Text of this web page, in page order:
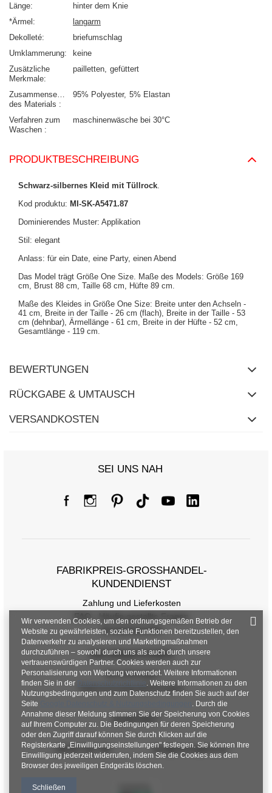
Länge
hinter dem Knie
*Ärmel
langarm
Dekolleté
briefumschlag
Umklammerung
keine
Zusätzliche
Merkmale
pailletten gefüttert
Zusammensetzung
des Materials
95% Polyester 5% Elastan
Verfahren zum
Waschen
maschinenwäsche bei 30°C
PRODUKTBESCHREIBUNG
Schwarz-silbernes Kleid mit Tüllrock
Kod produktu: MI-SK-A5471.87
Dominierendes Muster: Applikation
Stil: elegant
Anlass: für ein Date, eine Party, einen Abend
Das Model trägt Größe One Size. Maße des Models: Größe 169
cm, Brust 88 cm, Taille 68 cm, Hüfte 89 cm
Maße des Kleides in Größe One Size: Breite unter den Achseln -
41 cm, Breite in der Taille - 26 cm (flach), Breite in der Taille - 53
cm (dehnbar), Ärmellänge - 61 cm, Breite in der Hüfte - 52 cm,
Gesamtlänge - 119 cm.
BEWERTUNGEN
RÜCKGABE & UMTAUSCH
VERSANDKOSTEN
SEI UNS NAH
FABRIKPREIS-GROSSHANDEL-K
UNDENDIENST
Zahlung und Lieferkosten
FAQ - Häufig gestellte Fragen
Rückgabepolitik
INFORMATIONEN
Verordnungen
Datenschutzbestimmungen
KONTAKT
+48 601 547 740 hurt@factoryprice.eu
Wir verwenden Cookies, um den ordnungsgemäßen Betrieb der
Website zu gewährleisten, soziale Funktionen bereitzustellen, den
Datenverkehr zu analysieren und Marketingmaßnahmen
durchzuführen – sowohl durch uns als auch durch unsere
vertrauenswürdigen Partner. Cookies werden auch zur
Personalisierung von Werbung verwendet. Weitere Informationen
finden Sie in der
Datenschutzrichtlinie. Weitere Informationen zu den
Nutzungsbedingungen und zum Datenschutz finden Sie auch auf der
Seite
. Durch die
Annahme dieser Meldung stimmen Sie der Speicherung von Cookies
auf Ihrem Computer zu. Die Bedingungen für deren Speicherung
oder den Zugriff darauf können Sie durch Klicken auf die
Registerkarte „Einwilligungseinstellungen" festlegen. Sie können Ihre
Einwilligung jederzeit widerrufen, indem Sie die Cookies aus dem
Browser des jeweiligen Endgeräts löschen.
Schließen